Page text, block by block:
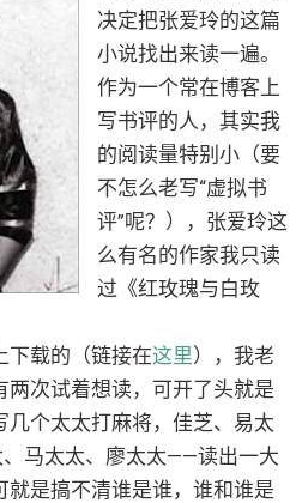
决定把张爱玲的这篇
小说找出来读一遍。
作为一个常在博客上
写书评的人，其实我
的阅读量特别小（要
不怎么老写“虚拟书
评”呢？），张爱玲这
么有名的作家我只读
过《红玫瑰与白玫
下载的（链接在这里），我老
两次试着想读，可开了头就是
个太太打麻将，佳芝、易太
、马太太、廖太太——读出一大
是搞不清谁是谁，谁和谁是